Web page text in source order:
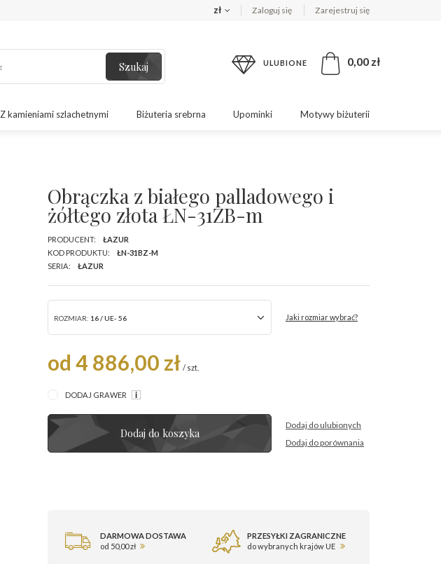
zł Zaloguj się Zarejestruj się
Szukaj ULUBIONE 0,00 zł
Z kamieniami szlachetnymi Biżuteria srebrna Upominki Motywy biżuterii
Obrączka z białego palladowego i
żółtego złota ŁN-31ZB-m
PRODUCENT:
ŁAZUR
KOD PRODUKTU:
ŁN-31BZ-M
SERIA:
ŁAZUR
ROZMIAR: 16 / UE- 56 Jaki rozmiar wybrać?
od 4 886,00 zł / szt.
DODAJ GRAWER
Dodaj do koszyka
Dodaj do ulubionych
Dodaj do porównania
DARMOWA DOSTAWA
od 50,00 zł
PRZESYŁKI ZAGRANICZNE
do wybranych krajów UE